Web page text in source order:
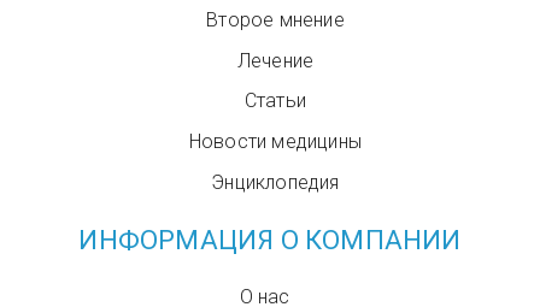
Второе мнение
Лечение
Статьи
Новости медицины
Энциклопедия
ИНФОРМАЦИЯ О КОМПАНИИ
О нас